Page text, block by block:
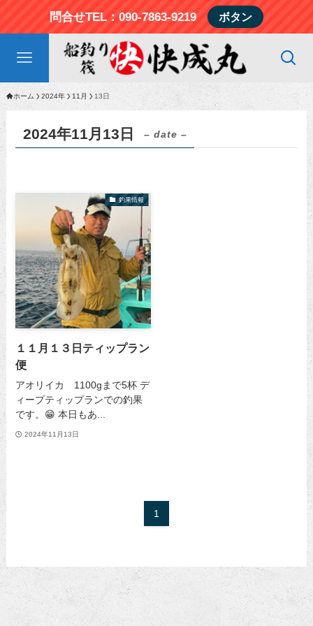
問合せTEL：090-7863-9219 ボタン
ホーム 2024年 11月 13日
2024年11月13日 – date –
釣果情報
１１月１３日ティップラン
便
アオリイカ 1100gまで5杯 デ
ィープティップランでの釣果
です。😁 本日もあ...
2024年11月13日
1